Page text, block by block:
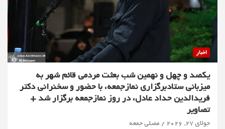
اخبار
یکصد و چهل و نهمین شب بعثت مردمی قائم شهر به
میزبانی ستادبرگزاری نمازجمعه، با حضور و سخنرانی دکتر
فریدالدین حداد عادل، در روز نمازجمعه برگزار شد +
تصاویر
جولای 27, 2026 مصلی جمعه